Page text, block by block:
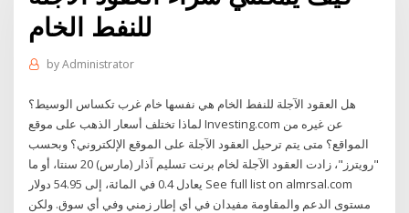
للنفط الخام
byAdministrator
هل العقود الآجلة للنفط الخام هي نفسها خام غرب تكساس الوسيط؟
لماذا تختلف أسعار الذهب على موقع Investing.com عن غيره من
المواقع؟ متى يتم ترحيل العقود الآجلة على الموقع الإلكتروني؟ وبحسب
"رويترز"، زادت العقود الآجلة لخام برنت تسليم آذار (مارس) 20 سنتا، أو ما
يعادل 0.4 في المائة، إلى 54.95 دولار See full list on almrsal.com
مستوى الدعم والمقاومة مفيدان في أي إطار زمني وفي أي سوق. ولكن